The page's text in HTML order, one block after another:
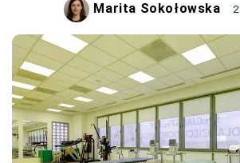
Marita Sokołowska